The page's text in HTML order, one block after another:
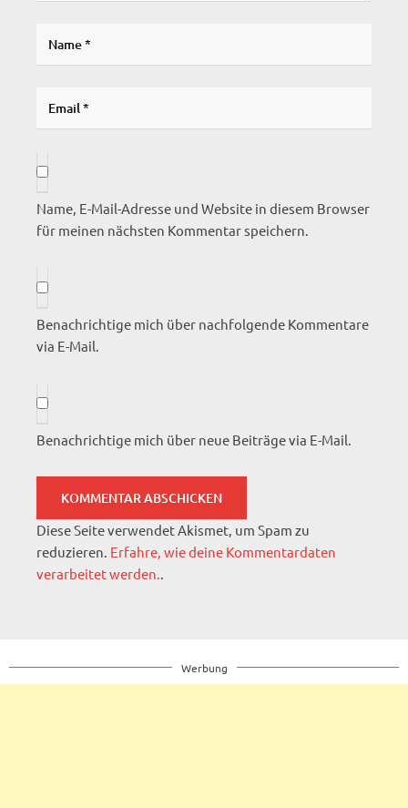
Name, E-Mail-Adresse und Website in diesem Browser
für meinen nächsten Kommentar speichern.
Benachrichtige mich über nachfolgende Kommentare
via E-Mail.
Benachrichtige mich über neue Beiträge via E-Mail.
Diese Seite verwendet Akismet, um Spam zu
reduzieren. Erfahre, wie deine Kommentardaten
verarbeitet werden..
Werbung